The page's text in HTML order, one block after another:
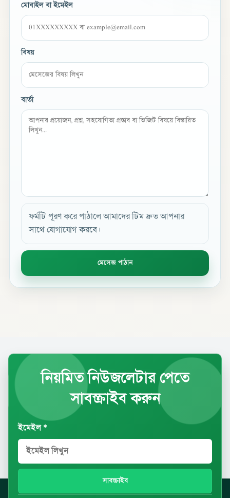
মোবাইল বা ইমেইল
বিষয়
বার্তা
ফর্মটি পূরণ করে পাঠালে আমাদের টিম দ্রুত আপনার
সাথে যোগাযোগ করবে।
মেসেজ পাঠান
নিয়মিত নিউজলেটার পেতে
সাবস্ক্রাইব করুন
ইমেইল *
সাবস্ক্রাইব